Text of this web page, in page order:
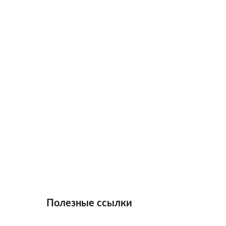
Полезные ссылки